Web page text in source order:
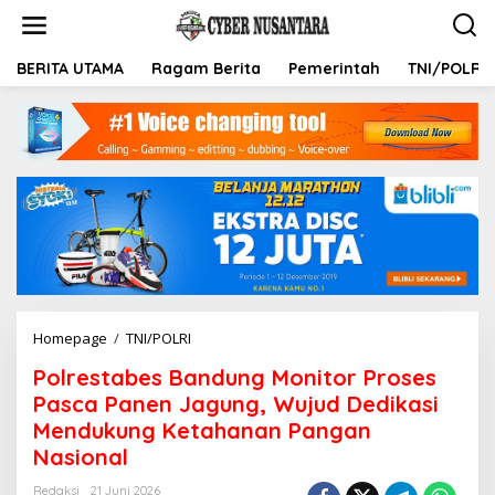
t
BERITA UTAMA Ragam Berita Pemerintah TNI/POLRI
Homepage / TNI/POLRI
l
r
e
s
Polrestabes Bandung Monitor Proses
Pasca Panen Jagung, Wujud Dedikasi
Mendukung Ketahanan Pangan
Nasional
Redaksi
21 Juni 2026